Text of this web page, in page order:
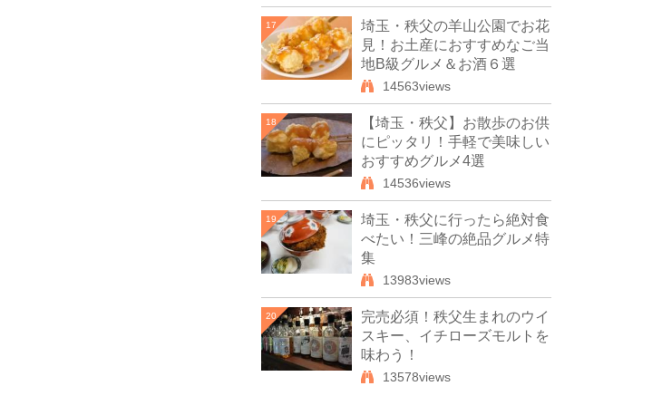
17
埼玉・秩父の羊山公園でお花
見！お土産におすすめなご当
地B級グルメ＆お酒６選
14563views
18
【埼玉・秩父】お散歩のお供
にピッタリ！手軽で美味しい
おすすめグルメ4選
14536views
19
埼玉・秩父に行ったら絶対食
べたい！三峰の絶品グルメ特
集
13983views
20
完売必須！秩父生まれのウイ
スキー、イチローズモルトを
味わう！
13578views